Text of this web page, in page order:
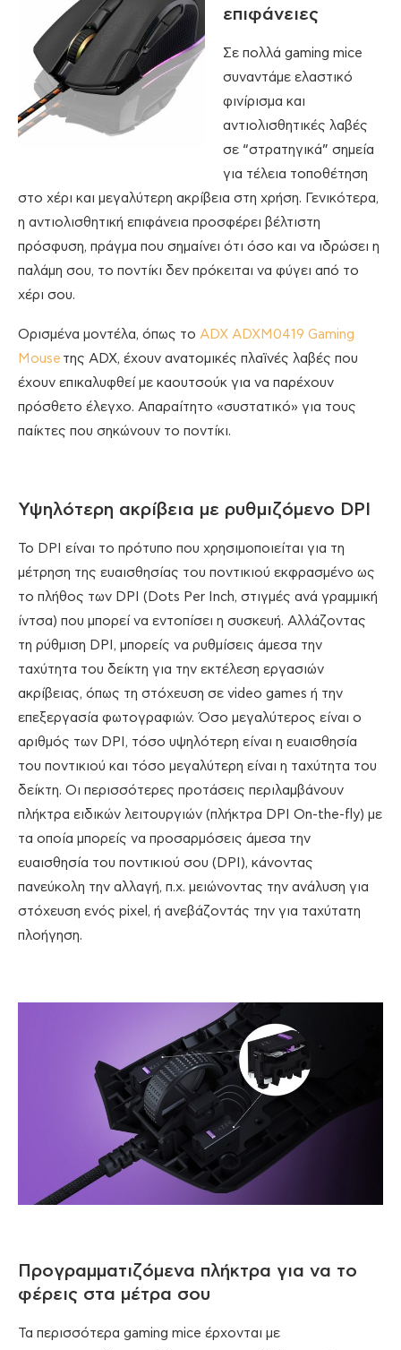
επιφάνειες
Σε πολλά gaming mice
συναντάμε ελαστικό
φινίρισμα και
αντιολισθητικές λαβές
σε “στρατηγικά” σημεία
για τέλεια τοποθέτηση
στο χέρι και μεγαλύτερη ακρίβεια στη χρήση. Γενικότερα,
η αντιολισθητική επιφάνεια προσφέρει βέλτιστη
πρόσφυση, πράγμα που σημαίνει ότι όσο και να ιδρώσει η
παλάμη σου, το ποντίκι δεν πρόκειται να φύγει από το
χέρι σου.
Ορισμένα μοντέλα, όπως το ADX ADXM0419 Gaming
Mouse της ADX, έχουν ανατομικές πλαϊνές λαβές που
έχουν επικαλυφθεί με καουτσούκ για να παρέχουν
πρόσθετο έλεγχο. Απαραίτητο «συστατικό» για τους
παίκτες που σηκώνουν το ποντίκι.
Υψηλότερη ακρίβεια με ρυθμιζόμενο DPI
Το DPI είναι το πρότυπο που χρησιμοποιείται για τη
μέτρηση της ευαισθησίας του ποντικιού εκφρασμένο ως
το πλήθος των DPI (Dots Per Inch, στιγμές ανά γραμμική
ίντσα) που μπορεί να εντοπίσει η συσκευή. Αλλάζοντας
τη ρύθμιση DPI, μπορείς να ρυθμίσεις άμεσα την
ταχύτητα του δείκτη για την εκτέλεση εργασιών
ακρίβειας, όπως τη στόχευση σε video games ή την
επεξεργασία φωτογραφιών. Όσο μεγαλύτερος είναι ο
αριθμός των DPI, τόσο υψηλότερη είναι η ευαισθησία
του ποντικιού και τόσο μεγαλύτερη είναι η ταχύτητα του
δείκτη. Οι περισσότερες προτάσεις περιλαμβάνουν
πλήκτρα ειδικών λειτουργιών (πλήκτρα DPI On-the-fly) με
τα οποία μπορείς να προσαρμόσεις άμεσα την
ευαισθησία του ποντικιού σου (DPI), κάνοντας
πανεύκολη την αλλαγή, π.χ. μειώνοντας την ανάλυση για
στόχευση ενός pixel, ή ανεβάζοντάς την για ταχύτατη
πλοήγηση.
Προγραμματιζόμενα πλήκτρα για να το
φέρεις στα μέτρα σου
Τα περισσότερα gaming mice έρχονται με